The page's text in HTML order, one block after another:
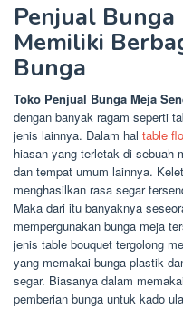
Penjual
Memiliki
Bunga
Toko Penjual Bunga Meja
dengan banyak ragam seperti
jenis lainnya. Dalam hal table
hiasan yang terletak di sebuah
dan tempat umum lainnya.
menghasilkan rasa segar
Maka dari itu banyaknya
mempergunakan bunga meja
jenis table bouquet tergolong
yang memakai bunga plastik
segar. Biasanya dalam
pemberian bunga untuk kado